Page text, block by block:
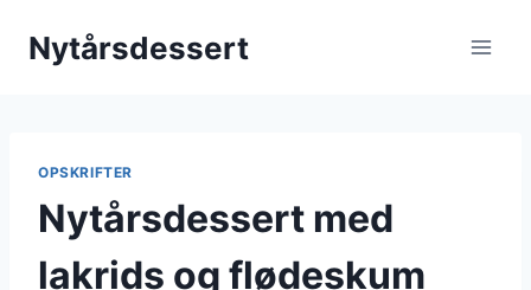
Nytårsdessert
OPSKRIFTER
Nytårsdessert med
lakrids og flødeskum